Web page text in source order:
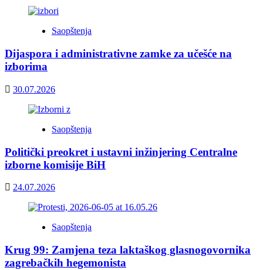
Saopštenja
Dijaspora i administrativne zamke za učešće na
izborima
30.07.2026
Saopštenja
Politički preokret i ustavni inžinjering Centralne
izborne komisije BiH
24.07.2026
Saopštenja
Krug 99: Zamjena teza laktaškog glasnogovornika
zagrebačkih hegemonista